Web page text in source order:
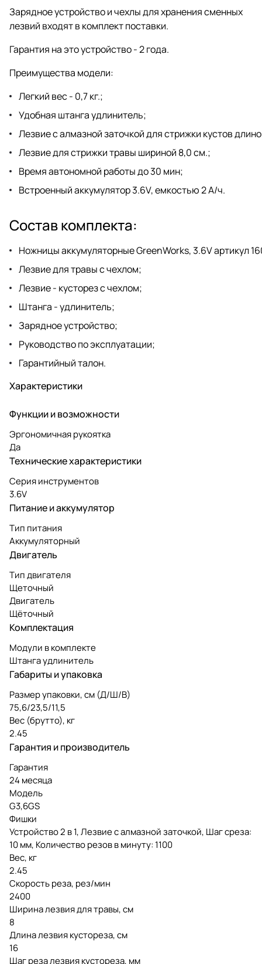
Зарядное устройство и чехлы для хранения сменных
лезвий входят в комплект поставки.
Гарантия на это устройство - 2 года.
Преимущества модели:
Легкий вес - 0,7 кг.;
Удобная штанга удлинитель;
Лезвие с алмазной заточкой для стрижки кустов
Лезвие для стрижки травы шириной 8,0 см.;
Время автономной работы до 30 мин;
Встроенный аккумулятор 3.6V, емкостью 2 А/ч.
Состав комплекта:
Ножницы аккумуляторные GreenWorks, 3.6V артикул
Лезвие для травы с чехлом;
Лезвие - кусторез с чехлом;
Штанга - удлинитель;
Зарядное устройство;
Руководство по эксплуатации;
Гарантийный талон.
Характеристики
Функции и возможности
Эргономичная рукоятка
Да
Технические характеристики
Серия инструментов
3.6V
Питание и аккумулятор
Тип питания
Аккумуляторный
Двигатель
Тип двигателя
Щеточный
Двигатель
Щёточный
Комплектация
Модули в комплекте
Штанга удлинитель
Габариты и упаковка
Размер упаковки, см (Д/Ш/В)
75,6/23,5/11,5
Вес (брутто), кг
2.45
Гарантия и производитель
Гарантия
24 месяца
Модель
G3,6GS
Фишки
Устройство 2 в 1, Лезвие с алмазной заточкой, Шаг среза:
10 мм, Количество резов в минуту: 1100
Вес, кг
2.45
Скорость реза, рез/мин
2400
Ширина лезвия для травы, см
8
Длина лезвия кустореза, см
16
Шаг реза лезвия кустореза, мм